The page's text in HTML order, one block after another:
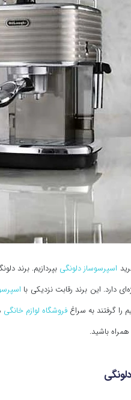
اسپرسوساز دلونگی بپردازیم. برند
دارد. این برند رقابت نزدیکی با
را گرفتند به سراغفروشگاه لوازم خانگی
باشید.